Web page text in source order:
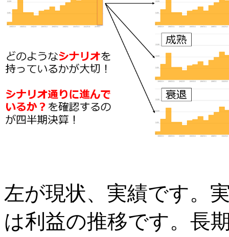
左が現状、実績です。
は利益の推移です。長